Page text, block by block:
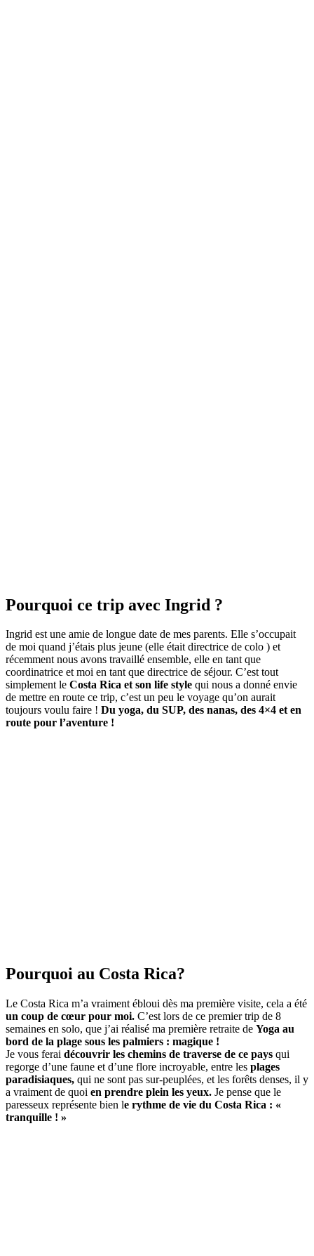
Pourquoi ce trip avec Ingrid ?
Ingrid est une amie de longue date de mes parents. Elle s’occupait
de moi quand j’étais plus jeune (elle était directrice de colo ) et
récemment nous avons travaillé ensemble, elle en tant que
coordinatrice et moi en tant que directrice de séjour. C’est tout
simplement le Costa Rica et son life style qui nous a donné envie
de mettre en route ce trip, c’est un peu le voyage qu’on aurait
toujours voulu faire ! Du yoga, du SUP, des nanas, des 4×4 et en
route pour l’aventure !
Pourquoi au Costa Rica?
Le Costa Rica m’a vraiment ébloui dès ma première visite, cela a été
un coup de cœur pour moi. C’est lors de ce premier trip de 8
semaines en solo, que j’ai réalisé ma première retraite de Yoga au
bord de la plage sous les palmiers : magique !
Je vous ferai découvrir les chemins de traverse de ce pays qui
regorge d’une faune et d’une flore incroyable, entre les plages
paradisiaques, qui ne sont pas sur-peuplées, et les forêts denses, il y
a vraiment de quoi en prendre plein les yeux. Je pense que le
paresseux représente bien le rythme de vie du Costa Rica : «
tranquille ! »